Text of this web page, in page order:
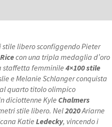
libero sconfiggendo Pieter
Ricecon una tripla medaglia d’oro
staffetta femminile4×100 stile
e Melanie Schlanger conquista
quarto titolo olimpico
diciottenne Kyle Chalmers
stile libero. Nel2020Ariarne
KatieLedecky, vincendo i